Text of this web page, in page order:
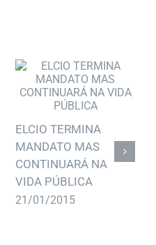
ELCIO TERMINA
MANDATO MAS
CONTINUARÁ NA
VIDA PÚBLICA
21/01/2015